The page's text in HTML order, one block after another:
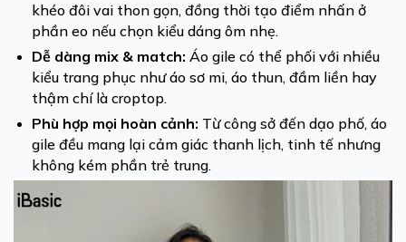
khéo đôi vai thon gọn, đồng thời tạo điểm nhấn ở
phần eo nếu chọn kiểu dáng ôm nhẹ.
Dễ dàng mix & match: Áo gile có thể phối với nhiều
kiểu trang phục như áo sơ mi, áo thun, đầm liền hay
thậm chí là croptop.
Phù hợp mọi hoàn cảnh: Từ công sở đến dạo phố, áo
gile đều mang lại cảm giác thanh lịch, tinh tế nhưng
không kém phần trẻ trung.